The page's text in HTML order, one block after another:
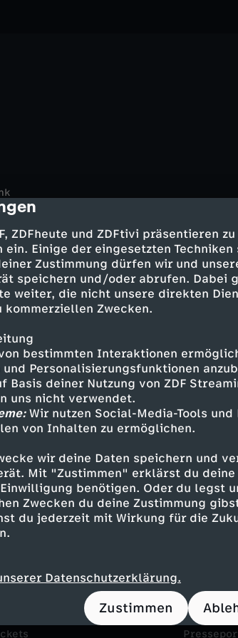
ZDFheute und ZDFtivi präsentieren
Einige der eingesetzten
Zustimmung dürfen wir und
speichern und/oder abrufen. Dabei
weiter, die nicht unsere direkten
kommerziellen Zwecken.
bestimmten Interaktionen
Personalisierungsfunktionen
deiner Nutzung von ZDF
uns nicht verwendet.
Wir nutzen Social-Media-Tools und
von Inhalten zu ermöglichen.
wir deine Daten speichern und
Mit "Zustimmen" erklärst du deine
benötigen. Oder du legst
Zwecken du deine Zustimmung
du jederzeit mit Wirkung für die
Datenschutzerklärung.
Zustimmen
Musik Geschichte Abenteuer
· Jazz im
Kunstkraftwerk
Filmpreis
das Genie
feat. Julia
Karriere